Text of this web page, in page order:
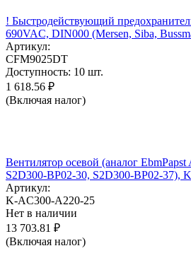
! Быстродействующий
690VAC, DIN000 (Mersen, Siba,
Артикул:
CFM9025DT
Доступность: 10 шт.
1 618.56 ₽
(Включая налог)
Вентилятор осевой (аналог
S2D300-BP02-30, S2D300-BP02-37),
Артикул:
K-AC300-A220-25
Нет в наличии
13 703.81 ₽
(Включая налог)